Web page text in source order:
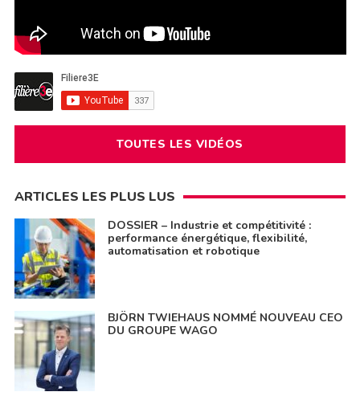
TOUTES LES VIDÉOS
ARTICLES LES PLUS LUS
DOSSIER – Industrie et compétitivité :
performance énergétique, flexibilité,
automatisation et robotique
BJÖRN TWIEHAUS NOMMÉ NOUVEAU CEO
DU GROUPE WAGO